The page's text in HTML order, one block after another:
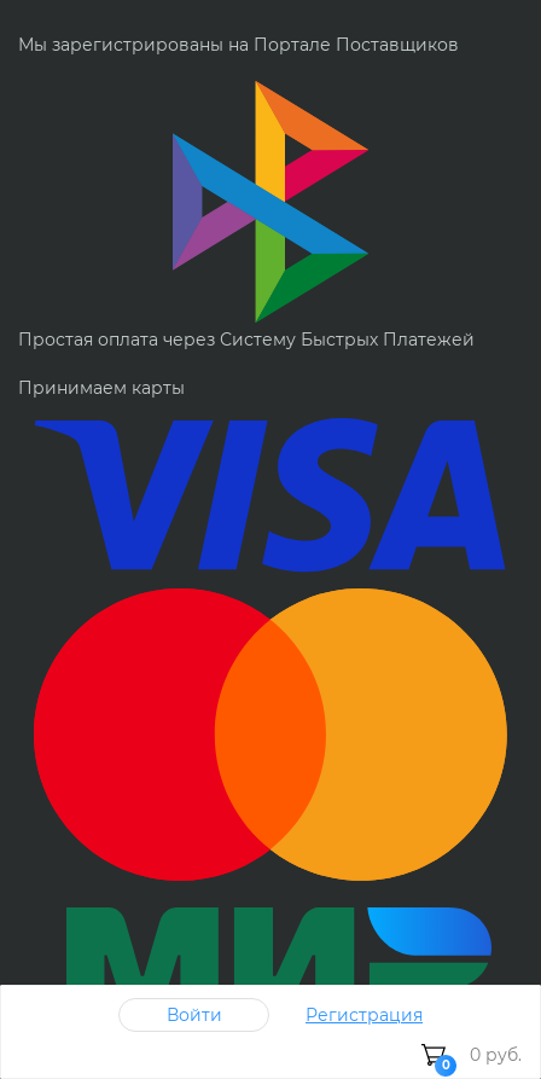
Мы зарегистрированы на Портале Поставщиков
Простая оплата через Систему Быстрых Платежей
Принимаем карты
Войти Регистрация
0 0 руб.